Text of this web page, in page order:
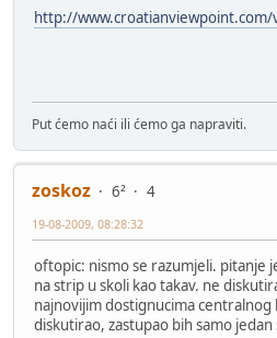
http://www.croatianviewpoint.com/
Put ćemo naći ili ćemo ga napraviti.
zoskoz 6²
4
19-08-2009, 08:28:32
oftopic: nismo se razumjeli. pitanje
na strip u skoli kao takav. ne
najnovijim dostignucima
diskutirao, zastupao bih samo